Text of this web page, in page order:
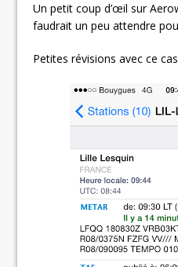
Un petit coup d’œil sur
faudrait un peu attendre
Petites révisions avec ce